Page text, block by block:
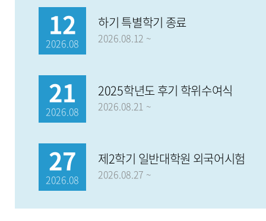
12
2026.08
하기 특별학기 종료
2026.08.12 ~
21
2026.08
2025학년도 후기 학위수여식
2026.08.21 ~
27
2026.08
제2학기 일반대학원 외국어시험
2026.08.27 ~